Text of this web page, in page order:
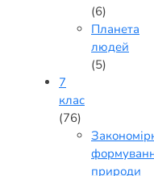
(6)
Планета
людей
(5)
7
клас
(76)
природи